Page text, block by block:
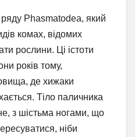
Phasmatodea, який
комах, відомих
рослини. Ці істоти
років тому,
де хижаки
Тіло паличника
з шістьма ногами, що
ніби